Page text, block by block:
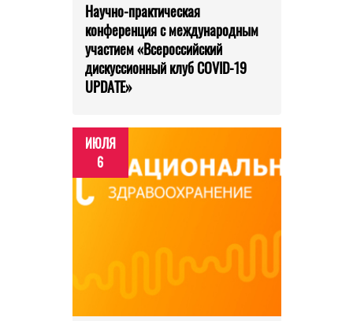
Научно-практическая
конференция с международным
участием «Всероссийский
дискуссионный клуб COVID-19
UPDATE»
ИЮЛЯ
6